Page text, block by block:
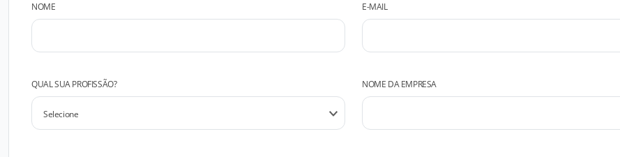
NOME E-MAIL
QUAL SUA PROFISSÃO? NOME DA EMPRESA